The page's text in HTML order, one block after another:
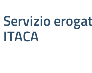
Servizio
ITACA